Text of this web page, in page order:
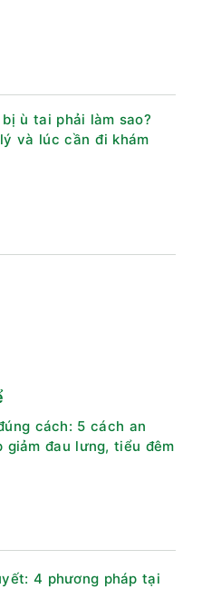
ù tai phải làm sao?
và lúc cần đi khám
cách: 5 cách an
giảm đau lưng, tiểu đêm
4 phương pháp tại